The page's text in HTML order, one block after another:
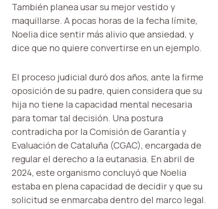
También planea usar su mejor vestido y
maquillarse. A pocas horas de la fecha límite,
Noelia dice sentir más alivio que ansiedad, y
dice que no quiere convertirse en un ejemplo.
El proceso judicial duró dos años, ante la firme
oposición de su padre, quien considera que su
hija no tiene la capacidad mental necesaria
para tomar tal decisión. Una postura
contradicha por la Comisión de Garantía y
Evaluación de Cataluña (CGAC), encargada de
regular el derecho a la eutanasia. En abril de
2024, este organismo concluyó que Noelia
estaba en plena capacidad de decidir y que su
solicitud se enmarcaba dentro del marco legal.